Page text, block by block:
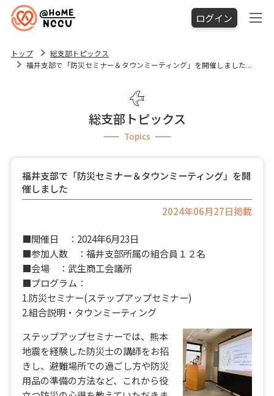
ログイン
トップ
総支部トピックス
福井支部で「防災セミナー＆タウンミーティング」を開催しました...
総支部トピックス
Topics
福井支部で「防災セミナー＆タウンミーティング」を開
催しました
2024年06月27日掲載
■開催日 ：2024年6月23日
■参加人数 ：福井支部所属の組合員１２名
■会場 ：武生商工会議所
■プログラム：
1.防災セミナー(ステップアップセミナー)
2.組合説明・タウンミーティング
ステップアップセミナーでは、熊本
地震を経験した防災士の講師をお招
きし、避難場所での過ごし方や防災
用品の準備の方法など、これから役